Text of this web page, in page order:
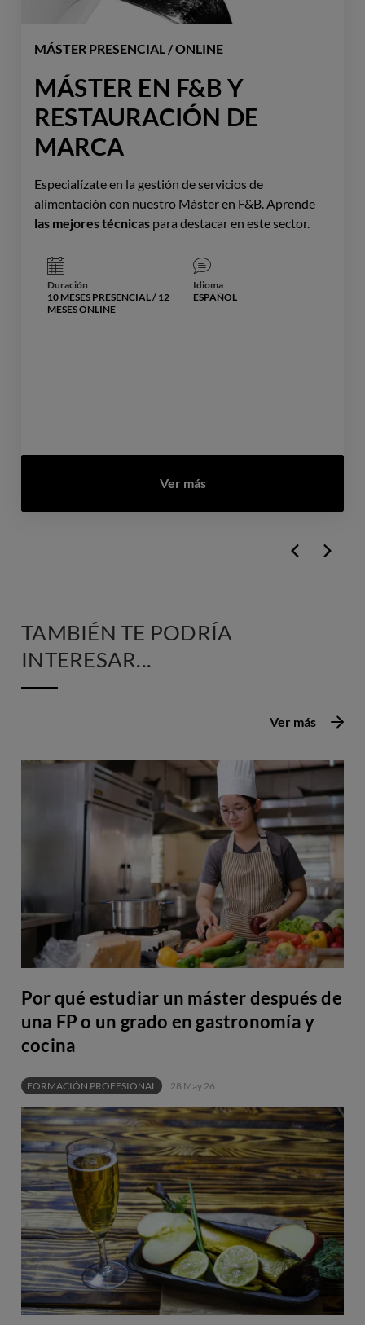
MÁSTER PRESENCIAL / ONLINE
MÁSTER EN F&B Y
RESTAURACIÓN DE
MARCA
Especialízate en la gestión de servicios de
alimentación con nuestro Máster en F&B. Aprende
las mejores técnicas para destacar en este sector.
Duración
10 MESES PRESENCIAL / 12
MESES ONLINE
Idioma
ESPAÑOL
Ver más
TAMBIÉN TE PODRÍA
INTERESAR...
Por qué estudiar un máster después de
una FP o un grado en gastronomía y
cocina
FORMACIÓN PROFESIONAL 28 May 26
Ver más